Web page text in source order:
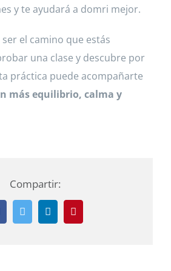
y te ayudará a domri mejor.
ser el camino que estás
una clase y descubre por
práctica puede acompañarte
más equilibrio, calma y
Compartir:
TwitterLinkedInPinterest